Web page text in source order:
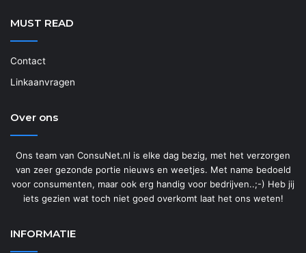
MUST READ
Contact
Linkaanvragen
Over ons
Ons team van ConsuNet.nl is elke dag bezig, met het verzorgen
van zeer gezonde portie nieuws en weetjes. Met name bedoeld
voor consumenten, maar ook erg handig voor bedrijven..;-) Heb jij
iets gezien wat toch niet goed overkomt laat het ons weten!
INFORMATIE